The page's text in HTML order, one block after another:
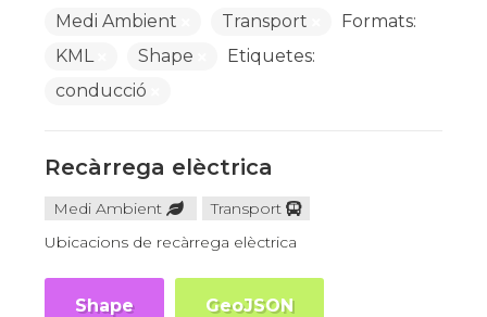
Medi Ambient Transport
Formats:
KML
Shape
Etiquetes:
conducció
Recàrrega elèctrica
Medi Ambient
Transport
Ubicacions de recàrrega elèctrica
Shape GeoJSON